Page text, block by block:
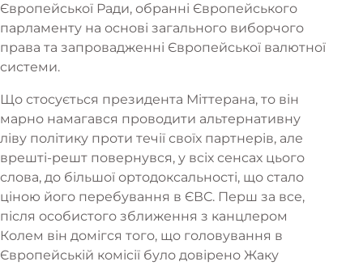
Європейської Ради, обранні Європейського
парламенту на основі загального виборчого
права та запровадженні Європейської валютної
системи.
Що стосується президента Міттерана, то він
марно намагався проводити альтернативну
ліву політику проти течії своїх партнерів, але
врешті-решт повернувся, у всіх сенсах цього
слова, до більшої ортодоксальності, що стало
ціною його перебування в ЄВС. Перш за все,
після особистого зближення з канцлером
Колем він домігся того, що головування в
Європейській комісії було довірено Жаку